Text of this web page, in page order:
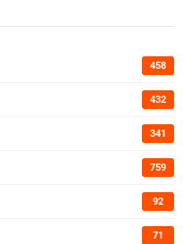
458
432
341
759
92
71